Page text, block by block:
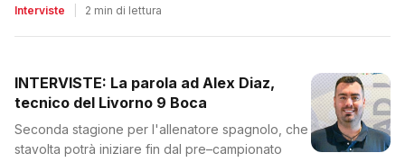
Interviste 2 min di lettura
INTERVISTE: La parola ad Alex Diaz,
tecnico del Livorno 9 Boca
Seconda stagione per l'allenatore spagnolo, che
stavolta potrà iniziare fin dal pre–campionato